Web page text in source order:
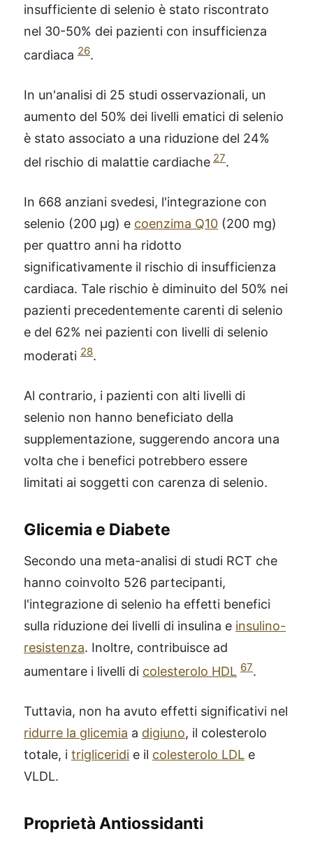
insufficiente di selenio è stato riscontrato
nel 30-50% dei pazienti con insufficienza
cardiaca 26.
In un'analisi di 25 studi osservazionali, un
aumento del 50% dei livelli ematici di selenio
è stato associato a una riduzione del 24%
del rischio di malattie cardiache 27.
In 668 anziani svedesi, l'integrazione con
selenio (200 μg) e coenzima Q10 (200 mg)
per quattro anni ha ridotto
significativamente il rischio di insufficienza
cardiaca. Tale rischio è diminuito del 50% nei
pazienti precedentemente carenti di selenio
e del 62% nei pazienti con livelli di selenio
moderati 28.
Al contrario, i pazienti con alti livelli di
selenio non hanno beneficiato della
supplementazione, suggerendo ancora una
volta che i benefici potrebbero essere
limitati ai soggetti con carenza di selenio.
Glicemia e Diabete
Secondo una meta-analisi di studi RCT che
hanno coinvolto 526 partecipanti,
l'integrazione di selenio ha effetti benefici
sulla riduzione dei livelli di insulina e insulino-
resistenza. Inoltre, contribuisce ad
aumentare i livelli di colesterolo HDL 67.
Tuttavia, non ha avuto effetti significativi nel
ridurre la glicemia a digiuno, il colesterolo
totale, i trigliceridi e il colesterolo LDL e
VLDL.
Proprietà Antiossidanti
SCOPRI COME FUNZIONA